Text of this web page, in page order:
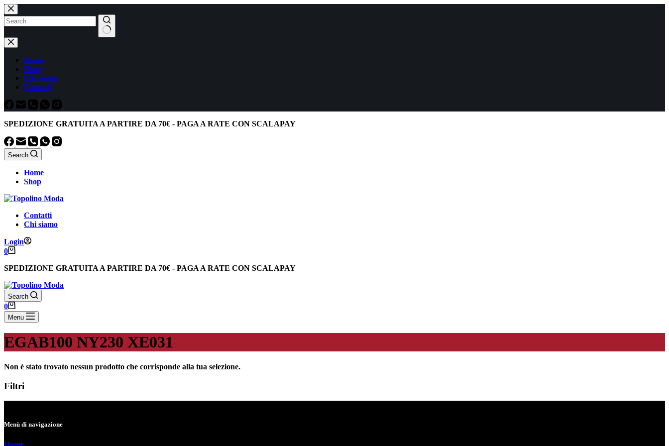
Salta
al
contenuto
Nessun
risultato
Home
Shop
Chi siamo
Contatti
SPEDIZIONE GRATUITA A PARTIRE DA 70€ - PAGA A RATE CON SCALAPAY
Search
Home
Shop
Contatti
Chi siamo
Login
Carrello
0
SPEDIZIONE GRATUITA A PARTIRE DA 70€ - PAGA A RATE CON SCALAPAY
Search
Carrello
0
Menu
EGAB100 NY230 XE031
Non è stato trovato nessun prodotto che corrisponde alla tua selezione.
Filtri
Menù di navigazione
Home